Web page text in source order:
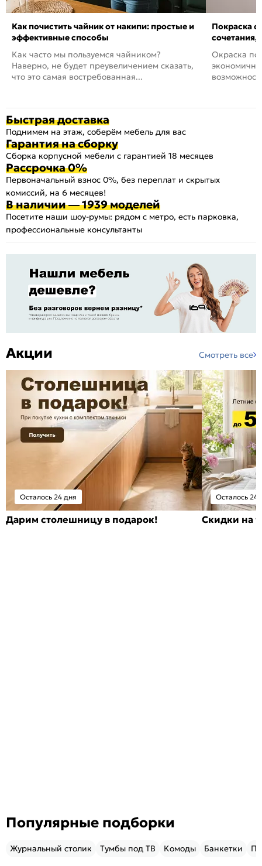
Как почистить чайник от накипи: простые и
эффективные способы
Как часто мы пользуемся чайником?
Наверно, не будет преувеличением сказать,
что это самая востребованная...
Покраска
сочетания,
Окраска
Быстрая доставка
Поднимем на этаж, соберём мебель для вас
Гарантия на сборку
Сборка корпусной мебели с гарантией 18 месяцев
Рассрочка 0%
Первоначальный взнос 0%, без переплат и скрытых
комиссий, на 6 месяцев!
В наличии — 1939 моделей
Посетите наши шоу-румы: рядом с метро, есть парковка,
профессиональные консультанты
Акции Смотреть все
Осталось 24 дня
Дарим столешницу в подарок!
Осталось 24
Скидки на
Популярные подборки
Журнальный столик Тумбы под ТВ Комоды Банкетки